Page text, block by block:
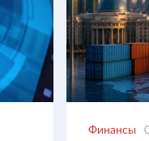
Финансы